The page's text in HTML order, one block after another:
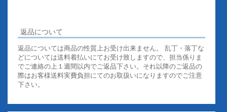
返品について
返品については商品の性質上お受け出来ません。 乱丁・落丁な
どについては送料着払いにてお受け致しますので、担当係りま
でご連絡の上１週間以内でご返品下さい。それ以降のご返品の
際はお客様送料実費負担にてのお取扱いになりますのでご注意
下さい。